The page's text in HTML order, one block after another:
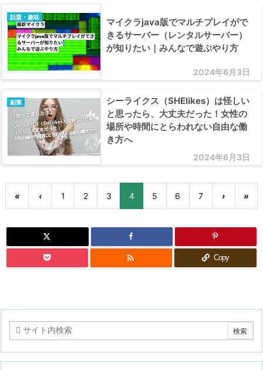
2024年6月3日
話題・趣味
マイクラjava版でマルチプレイがで
きるサーバー（レンタルサーバー）
が知りたい｜みんなで遊ぶやり方
2024年6月3日
副業
シーライクス（SHElikes）は怪しい
と思ったら、大丈夫だった！女性の
場所や時間にとらわれない自由な働
き方へ
« ‹ 1 2 3 4 5 6 7 › »
 Copy